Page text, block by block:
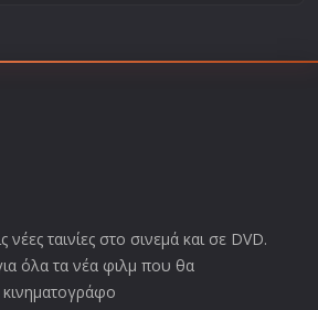
νέες ταινίες στο σινεμά και σε DVD.
όλα τα νέα φιλμ που θα